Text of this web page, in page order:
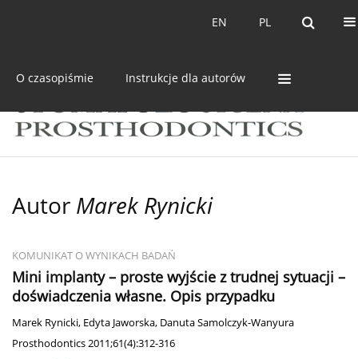
PL
EN PL
EN
O czasopiśmie Instrukcje dla autorów
Autor Marek Rynicki
KOMUNIKAT O WYNIKACH BADAŃ
Mini implanty – proste wyjście z trudnej sytuacji –
doświadczenia własne. Opis przypadku
Marek Rynicki, Edyta Jaworska, Danuta Samolczyk-Wanyura
Prosthodontics 2011;61(4):312-316